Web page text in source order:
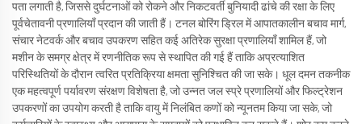
पता लगाती है, जिससे दुर्घटनाओं को रोकने और निकटवर्ती बुनियादी ढांचे की रक्षा के लिए
पूर्वचेतावनी प्रणालियाँ प्रदान की जाती हैं। टनल बोरिंग ड्रिल में आपातकालीन बचाव मार्ग,
संचार नेटवर्क और बचाव उपकरण सहित कई अतिरेक सुरक्षा प्रणालियाँ शामिल हैं, जो
मशीन के समग्र क्षेत्र में रणनीतिक रूप से स्थापित की गई हैं ताकि अप्रत्याशित
परिस्थितियों के दौरान त्वरित प्रतिक्रिया क्षमता सुनिश्चित की जा सके। धूल दमन तकनीक
एक महत्वपूर्ण पर्यावरण संरक्षण विशेषता है, जो उन्नत जल स्प्रे प्रणालियों और फिल्ट्रेशन
उपकरणों का उपयोग करती है ताकि वायु में निलंबित कणों को न्यूनतम किया जा सके, जो